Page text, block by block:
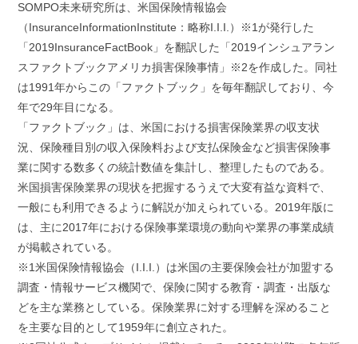
e
o
o
k
t
e
r
e
SOMPO未来研究所は、米国保険情報協会
（InsuranceInformationInstitute：略称I.I.I.）※1が発行した
「2019InsuranceFactBook」を翻訳した「2019インシュアラン
スファクトブックアメリカ損害保険事情」※2を作成した。同社
は1991年からこの「ファクトブック」を毎年翻訳しており、今
年で29年目になる。
「ファクトブック」は、米国における損害保険業界の収支状
況、保険種目別の収入保険料および支払保険金など損害保険事
業に関する数多くの統計数値を集計し、整理したものである。
米国損害保険業界の現状を把握するうえで大変有益な資料で、
一般にも利用できるように解説が加えられている。2019年版に
は、主に2017年における保険事業環境の動向や業界の事業成績
が掲載されている。
※1米国保険情報協会（I.I.I.）は米国の主要保険会社が加盟する
調査・情報サービス機関で、保険に関する教育・調査・出版な
どを主な業務としている。保険業界に対する理解を深めること
を主要な目的として1959年に創立された。